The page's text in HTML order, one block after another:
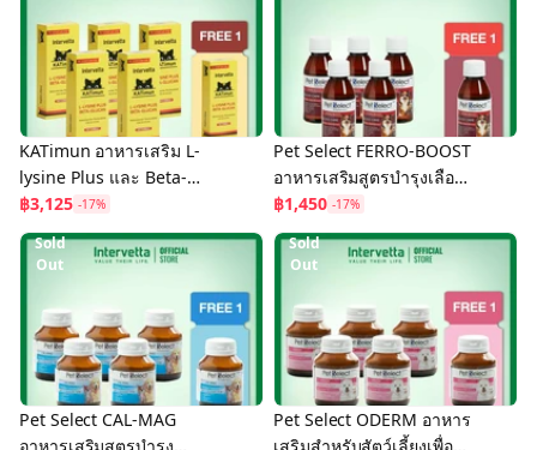
KATimun อาหารเสริม L-
lysine Plus และ Beta-
Glucan สำหรับเสริม
ภูมิคุ้มกันแมว (5 Free 1)
฿3,125 -17%
Pet Select FERRO-BOOST
อาหารเสริมสูตรบำรุงเลือด
สำหรับสัตว์เลี้ยง (5 Free 1)
฿1,450 -17%
Sold
Out
Pet Select CAL-MAG
Sold
Out
Pet Select ODERM อาหาร